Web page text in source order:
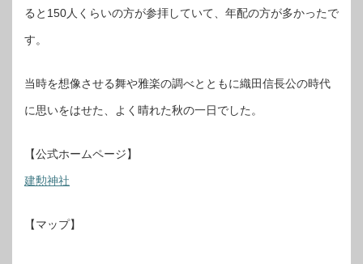
ると150人くらいの方が参拝していて、年配の方が多かったで
す。
当時を想像させる舞や雅楽の調べとともに織田信長公の時代
に思いをはせた、よく晴れた秋の一日でした。
【公式ホームページ】
建勲神社
【マップ】